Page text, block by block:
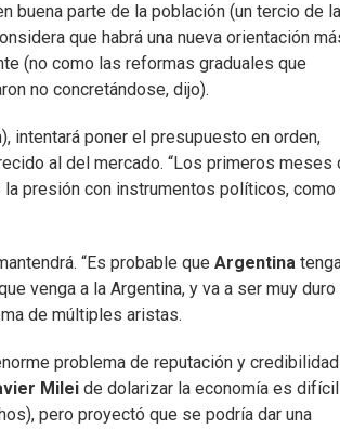
buena parte de la población (un tercio de la
que habrá una nueva orientación
(no como las reformas graduales que
no concretándose, dijo).
intentará poner el presupuesto en orden,
al del mercado. “Los primeros meses
presión con instrumentos políticos, como
“Es probable que Argentina
venga a la Argentina, y va a ser muy duro
de múltiples aristas.
problema de reputación y
Milei de dolarizar la economía es
pero proyectó que se podría dar una